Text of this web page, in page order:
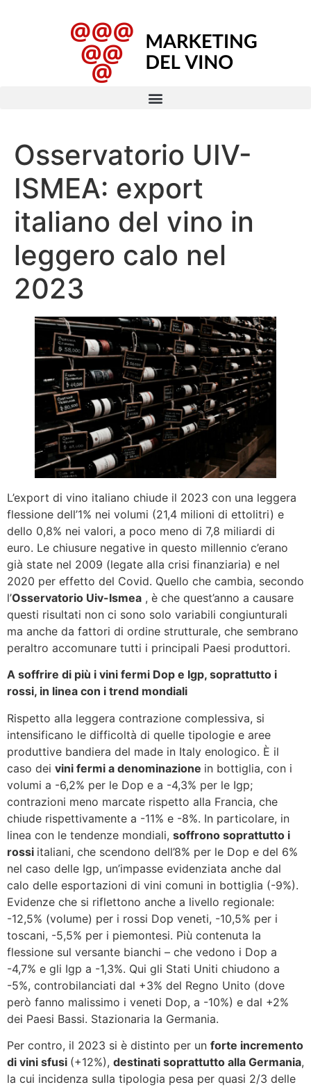
Osservatorio UIV-
ISMEA: export
italiano del vino in
leggero calo nel
2023
L’export di vino italiano chiude il 2023 con una leggera
flessione dell’1% nei volumi (21,4 milioni di ettolitri) e
dello 0,8% nei valori, a poco meno di 7,8 miliardi di
euro. Le chiusure negative in questo millennio c’erano
già state nel 2009 (legate alla crisi finanziaria) e nel
2020 per effetto del Covid. Quello che cambia, secondo
l’Osservatorio Uiv-Ismea , è che quest’anno a causare
questi risultati non ci sono solo variabili congiunturali
ma anche da fattori di ordine strutturale, che sembrano
peraltro accomunare tutti i principali Paesi produttori.
A soffrire di più i vini fermi Dop e Igp, soprattutto i
rossi, in linea con i trend mondiali
Rispetto alla leggera contrazione complessiva, si
intensificano le difficoltà di quelle tipologie e aree
produttive bandiera del made in Italy enologico. È il
caso dei vini fermi a denominazione in bottiglia, con i
volumi a -6,2% per le Dop e a -4,3% per le Igp;
contrazioni meno marcate rispetto alla Francia, che
chiude rispettivamente a -11% e -8%. In particolare, in
linea con le tendenze mondiali, soffrono soprattutto i
rossi italiani, che scendono dell’8% per le Dop e del 6%
nel caso delle Igp, un’impasse evidenziata anche dal
calo delle esportazioni di vini comuni in bottiglia (-9%).
Evidenze che si riflettono anche a livello regionale:
-12,5% (volume) per i rossi Dop veneti, -10,5% per i
toscani, -5,5% per i piemontesi. Più contenuta la
flessione sul versante bianchi – che vedono i Dop a
-4,7% e gli Igp a -1,3%. Qui gli Stati Uniti chiudono a
-5%, controbilanciati dal +3% del Regno Unito (dove
però fanno malissimo i veneti Dop, a -10%) e dal +2%
dei Paesi Bassi. Stazionaria la Germania.
Per contro, il 2023 si è distinto per un forte incremento
di vini sfusi (+12%), destinati soprattutto alla Germania,
la cui incidenza sulla tipologia pesa per quasi 2/3 delle